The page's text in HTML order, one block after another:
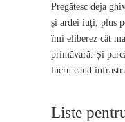
Pregătesc deja
și ardei iuți, plus
îmi eliberez cât
primăvară. Și
lucru când
Liste